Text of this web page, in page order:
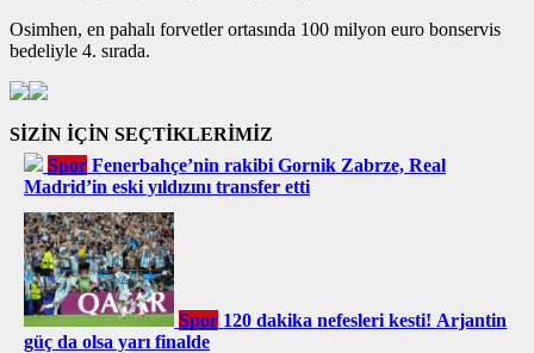
Osimhen, en pahalı forvetler ortasında 100 milyon euro bonservis
bedeliyle 4. sırada.
SİZİN İÇİN SEÇTİKLERİMİZ
Spor Fenerbahçe’nin rakibi Gornik Zabrze, Real
Madrid’in eski yıldızını transfer etti
Spor 120 dakika nefesleri kesti! Arjantin
güç da olsa yarı finalde